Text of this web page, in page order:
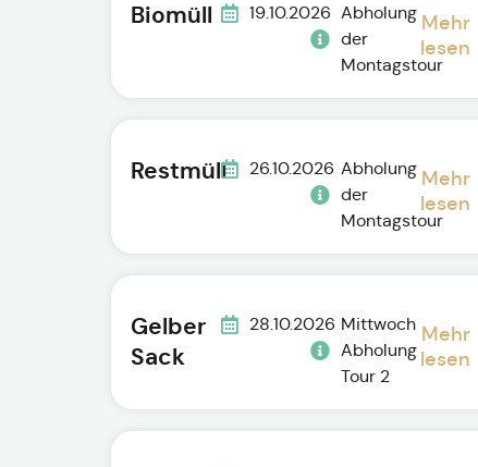
Biomüll 19.10.2026 Abholung
der
Montagstour
Mehr
lesen
Restmüll 26.10.2026 Abholung
der
Montagstour
Mehr
lesen
Gelber
Sack
28.10.2026 Mittwoch
Abholung
Tour 2
Mehr
lesen